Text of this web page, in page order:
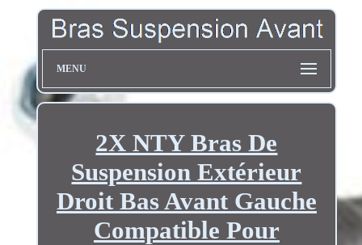
MENU
2X NTY Bras De
Suspension Extérieur
Droit Bas Avant Gauche
Compatible Pour